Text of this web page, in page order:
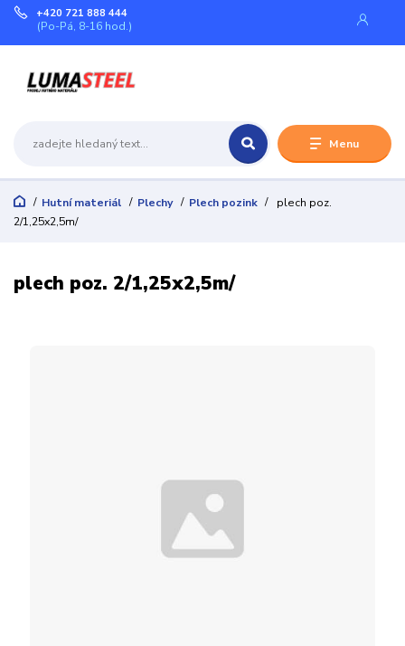
Menu
+420 721 888 444
(Po-Pá, 8-16 hod.)
Hutní materiál Plechy Plech pozink
plech poz.
2/1,25x2,5m/
plech poz. 2/1,25x2,5m/